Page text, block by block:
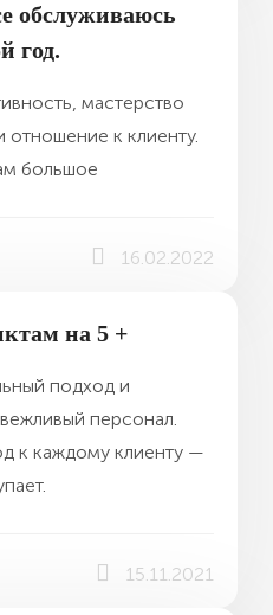
обслуживаюсь
год.
мастерство
отношение к клиенту.
большое
16.02.2022
на 5 +
подход и
персонал.
к каждому клиенту —
15.11.2021